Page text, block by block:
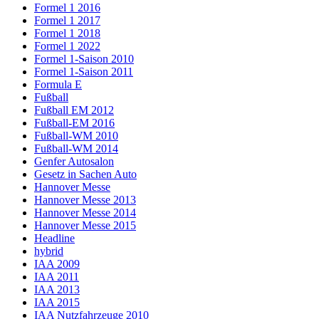
Formel 1 2016
Formel 1 2017
Formel 1 2018
Formel 1 2022
Formel 1-Saison 2010
Formel 1-Saison 2011
Formula E
Fußball
Fußball EM 2012
Fußball-EM 2016
Fußball-WM 2010
Fußball-WM 2014
Genfer Autosalon
Gesetz in Sachen Auto
Hannover Messe
Hannover Messe 2013
Hannover Messe 2014
Hannover Messe 2015
Headline
hybrid
IAA 2009
IAA 2011
IAA 2013
IAA 2015
IAA Nutzfahrzeuge 2010